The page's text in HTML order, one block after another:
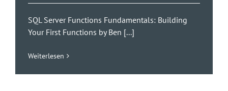
SQL Server Functions Fundamentals: Building
Your First Functions by Ben [...]
Weiterlesen